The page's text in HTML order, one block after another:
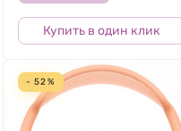
Купить в один клик
- 52%